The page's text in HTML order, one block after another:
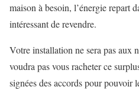
maison à besoin, l’énergie repart
intéressant de revendre.
Votre installation ne sera pas aux
voudra pas vous racheter ce
signées des accords pour pouvoir